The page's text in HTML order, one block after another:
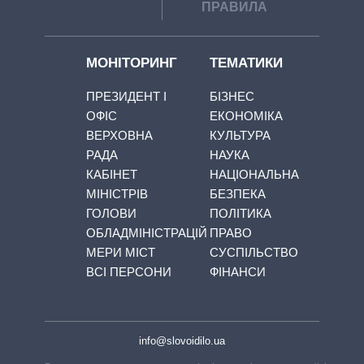
ПРАВИЛА
МОНІТОРИНГ
ПРЕЗИДЕНТ І
ОФІС
ВЕРХОВНА
РАДА
КАБІНЕТ
МІНІСТРІВ
ГОЛОВИ
ОБЛАДМІНІСТРАЦІЙ
МЕРИ МІСТ
ВСІ ПЕРСОНИ
ТЕМАТИКИ
БІЗНЕС
ЕКОНОМІКА
КУЛЬТУРА
НАУКА
НАЦІОНАЛЬНА
БЕЗПЕКА
ПОЛІТИКА
ПРАВО
СУСПІЛЬСТВО
ФІНАНСИ
info@slovoidilo.ua